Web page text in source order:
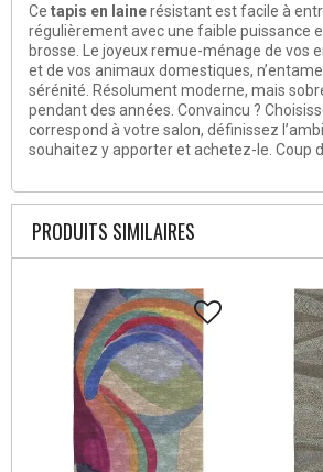
Ce tapis en lainerésistant est facile à
régulièrement avec une faible puissance
brosse. Le joyeux remue-ménage de vos
et de vos animaux domestiques,
sérénité. Résolument moderne, mais
pendant des années. Convaincu ?
correspond à votre salon, définissez
souhaitez y apporter et achetez-le. Coup
PRODUITS SIMILAIRES